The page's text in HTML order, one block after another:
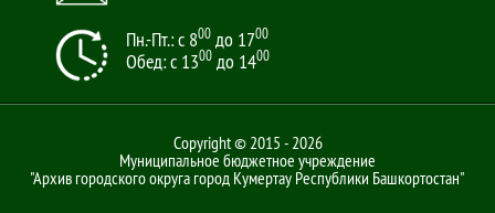
Пн.-Пт.: с 800 до 1700
Обед: с 1300 до 1400
Copyright © 2015 - 2026
Муниципальное бюджетное учреждение
"Архив городского округа город Кумертау Республики Башкортостан"